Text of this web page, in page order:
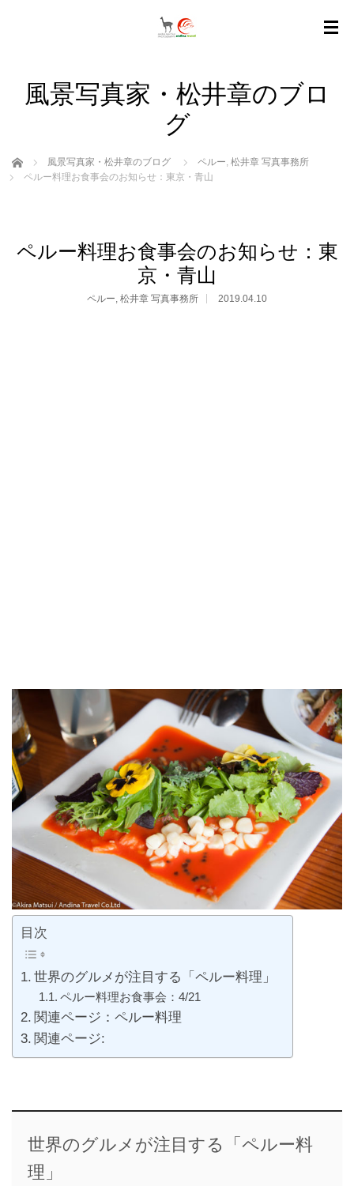
風景写真家・松井章のブロ
グ
ホーム 風景写真家・松井章のブログ ペルー, 松井章 写真事務所
ペルー料理お食事会のお知らせ：東京・青山
ペルー料理お食事会のお知らせ：東
京・青山
ペルー, 松井章 写真事務所 2019.04.10
目次
世界のグルメが注目する「ペルー料理」
ペルー料理お食事会：4/21
関連ページ：ペルー料理
関連ページ:
世界のグルメが注目する「ペルー料
理」